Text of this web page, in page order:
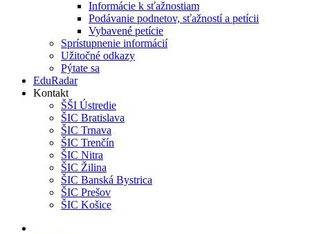
Informácie k sťažnostiam
Podávanie podnetov, sťažností a petícii
Vybavené petície
Sprístupnenie informácií
Užitočné odkazy
Pýtate sa
EduRadar
Kontakt
ŠŠI Ústredie
ŠIC Bratislava
ŠIC Trnava
ŠIC Trenčín
ŠIC Nitra
ŠIC Žilina
ŠIC Banská Bystrica
ŠIC Prešov
ŠIC Košice